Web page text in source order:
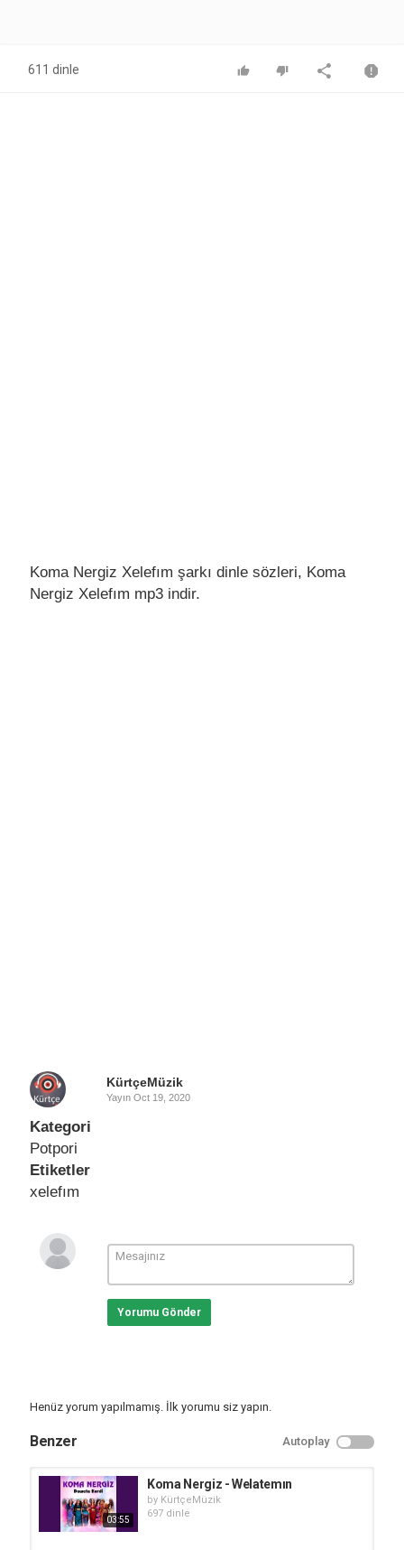
611 dinle
Koma Nergiz Xelefım şarkı dinle sözleri, Koma
Nergiz Xelefım mp3 indir.
KürtçeMüzik
Yayın Oct 19, 2020
Kategori
Potpori
Etiketler
xelefım
Yorumu Gönder
Henüz yorum yapılmamış. İlk yorumu siz yapın.
Benzer Autoplay
03:55
Koma Nergiz - Welatemın
by KürtçeMüzik
697 dinle